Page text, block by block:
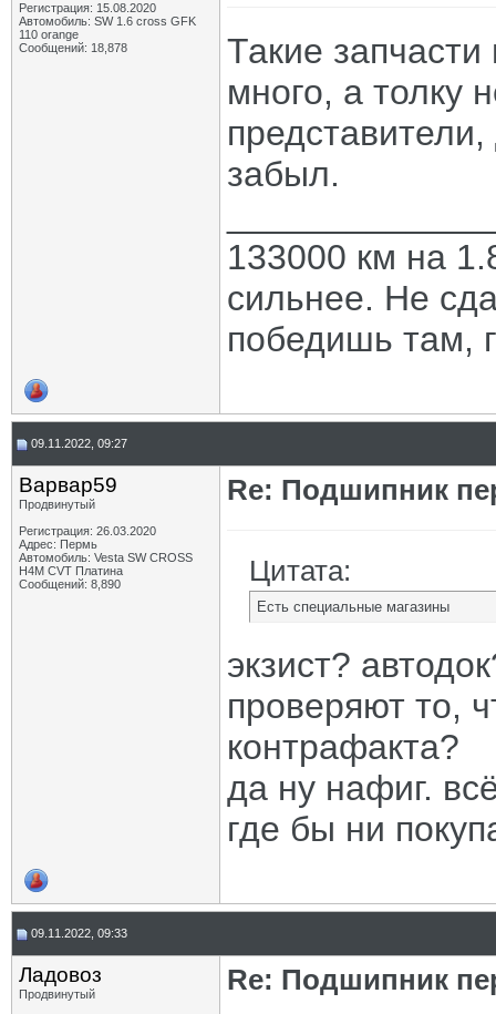
Регистрация: 15.08.2020
Автомобиль: SW 1.6 cross GFK
110 orange
Сообщений: 18,878
Такие запчасти
много, а толку
забыл.
133000 км на
сильнее. Не
победишь там,
09.11.2022, 09:27
Варвар59
Продвинутый
Регистрация: 26.03.2020
Адрес: Пермь
Автомобиль: Vesta SW CROSS
H4M CVT Платина
Сообщений: 8,890
Re: Подшипник
Цитата:
Есть специальные магазины
экзист?
проверяют то,
контрафакта?
да ну нафиг.
где бы ни
09.11.2022, 09:33
Ладовоз
Продвинутый
Re: Подшипник